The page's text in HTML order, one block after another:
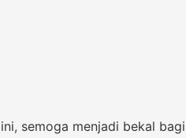
semoga menjadi bekal